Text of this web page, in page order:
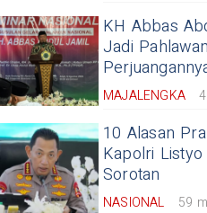
KH Abbas
Jadi
MAJALENGKA
10 Alasan
Kapolri
Sorotan
NASIONAL 59